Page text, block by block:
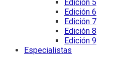
Edición 5
Edición 6
Edición 7
Edición 8
Edición 9
Especialistas